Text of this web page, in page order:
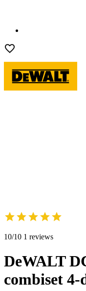
10/10 1 reviews
DeWALT
combiset